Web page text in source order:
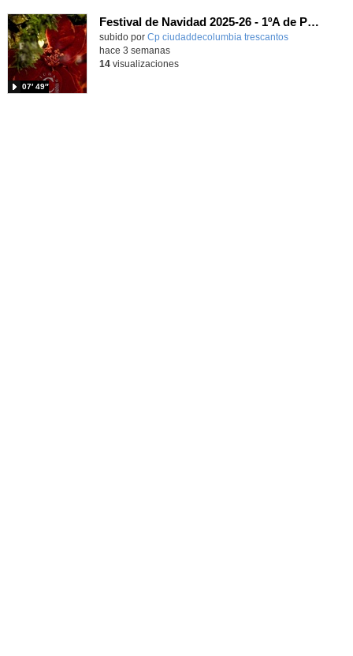
Festival de Navidad 2025-26 - 1ºA de Primaria
subido por Cp ciudaddecolumbia trescantos
07′ 49″
-
hace 3 semanas
14visualizaciones